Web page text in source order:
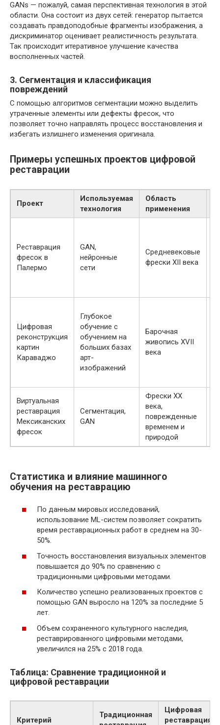
GANs — пожалуй, самая перспективная технология в этой
области. Она состоит из двух сетей: генератор пытается
создавать правдоподобные фрагменты изображения, а
дискриминатор оценивает реалистичность результата.
Так происходит итеративное улучшение качества
восполненных частей.
3. Сегментация и классификация
повреждений
С помощью алгоритмов сегментации можно выделить
утраченные элементы или дефекты фресок, что
позволяет точно направлять процесс восстановления и
избегать излишнего изменения оригинала.
Примеры успешных проектов цифровой
реставрации
Проект
Используемая
технология
Область
применения
Реставрация
фресок в
Палермо
GAN,
нейронные
сети
Средневековые
фрески XII века
Цифровая
реконструкция
картин
Караваджо
Глубокое
обучение с
обучением на
больших базах
арт-
изображений
Барочная
живопись XVII
века
Виртуальная
реставрация
Мексиканских
фресок
Сегментация,
GAN
Фрески XX
века,
поврежденные
временем и
природой
Статистика и влияние машинного
обучения на реставрацию
По данным мировых исследований,
использование ML-систем позволяет сократить
время реставрационных работ в среднем на 30-
50%.
Точность восстановления визуальных элементов
повышается до 90% по сравнению с
традиционными цифровыми методами.
Количество успешно реализованных проектов с
помощью GAN выросло на 120% за последние 5
лет.
Объем сохраненного культурного наследия,
реставрированного цифровыми методами,
увеличился на 25% с 2018 года.
Таблица: Сравнение традиционной и
цифровой реставрации
Критерий
Традиционная
Цифровая
реставрация